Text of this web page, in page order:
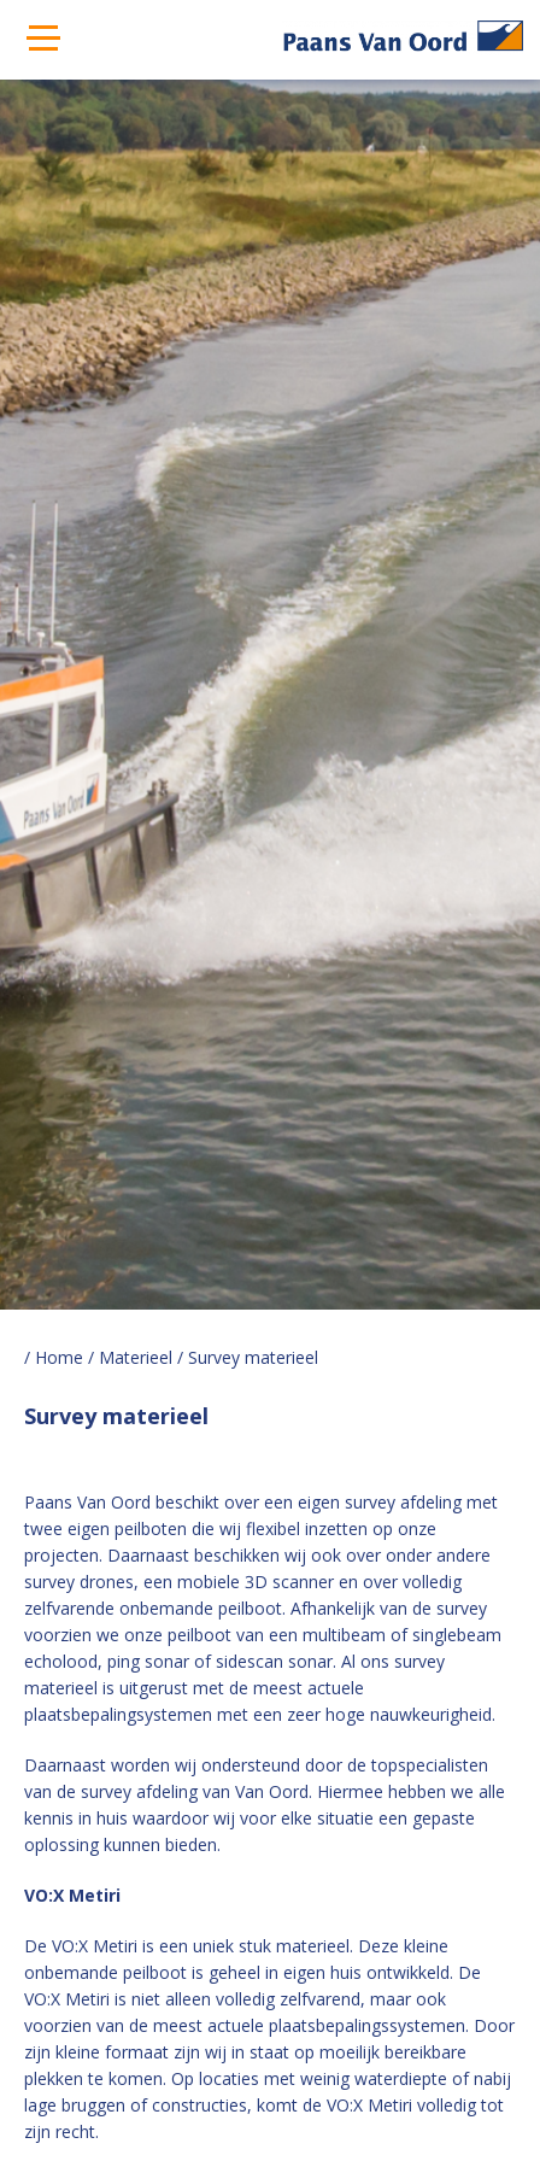
/ Home / Materieel / Survey materieel
Survey materieel
Paans Van Oord beschikt over een eigen survey afdeling met
twee eigen peilboten die wij flexibel inzetten op onze
projecten. Daarnaast beschikken wij ook over onder andere
survey drones, een mobiele 3D scanner en over volledig
zelfvarende onbemande peilboot. Afhankelijk van de survey
voorzien we onze peilboot van een multibeam of singlebeam
echolood, ping sonar of sidescan sonar. Al ons survey
materieel is uitgerust met de meest actuele
plaatsbepalingsystemen met een zeer hoge nauwkeurigheid.
Daarnaast worden wij ondersteund door de topspecialisten
van de survey afdeling van Van Oord. Hiermee hebben we alle
kennis in huis waardoor wij voor elke situatie een gepaste
oplossing kunnen bieden.
VO:X Metiri
De VO:X Metiri is een uniek stuk materieel. Deze kleine
onbemande peilboot is geheel in eigen huis ontwikkeld. De
VO:X Metiri is niet alleen volledig zelfvarend, maar ook
voorzien van de meest actuele plaatsbepalingssystemen. Door
zijn kleine formaat zijn wij in staat op moeilijk bereikbare
plekken te komen. Op locaties met weinig waterdiepte of nabij
lage bruggen of constructies, komt de VO:X Metiri volledig tot
zijn recht.